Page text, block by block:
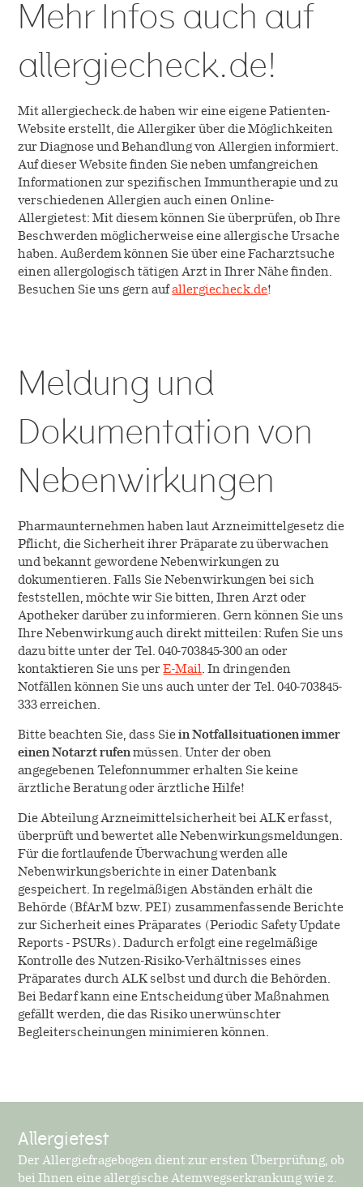
Diagnostik
Notfallmedizin
Allergie-Immuntherapie
SQ-Standardisierung
Native Allergene
Forschung
Entwicklung
Produktion
Klinische Studien
Karriere
Arbeiten bei ALK
Offene Stellen
Cultural Beliefs
Über uns
Nachhaltigkeit
EFPIA
Geschichte
Presse
Der Allergie-Podcast von ALK
Kontakt
Retouren
Online-Bestellungen
Mehr Infos auch auf
allergiecheck.de!
Mit allergiecheck.de haben wir eine eigene Patienten-
Website erstellt, die Allergiker über die Möglichkeiten
zur Diagnose und Behandlung von Allergien informiert.
Auf dieser Website finden Sie neben umfangreichen
Informationen zur spezifischen Immuntherapie und zu
verschiedenen Allergien auch einen Online-
Allergietest: Mit diesem können Sie überprüfen, ob Ihre
Beschwerden möglicherweise eine allergische Ursache
haben. Außerdem können Sie über eine Facharztsuche
einen allergologisch tätigen Arzt in Ihrer Nähe finden.
Besuchen Sie uns gern aufallergiecheck.de!
Meldung und
Dokumentation von
Nebenwirkungen
Pharmaunternehmen haben laut Arzneimittelgesetz die
Pflicht, die Sicherheit ihrer Präparate zu überwachen
und bekannt gewordene Nebenwirkungen zu
dokumentieren. Falls Sie Nebenwirkungen bei sich
feststellen, möchte wir Sie bitten, Ihren Arzt oder
Apotheker darüber zu informieren. Gern können Sie uns
Ihre Nebenwirkung auch direkt mitteilen: Rufen Sie uns
dazu bitte unter der Tel. 040-703845-300 an oder
kontaktieren Sie uns perE-Mail. In dringenden
Notfällen können Sie uns auch unter der Tel. 040-703845-
333 erreichen.
Bitte beachten Sie, dass Siein Notfallsituationen immer
einen Notarzt rufenmüssen. Unter der oben
angegebenen Telefonnummer erhalten Sie keine
ärztliche Beratung oder ärztliche Hilfe!
Die Abteilung Arzneimittelsicherheit bei ALK erfasst,
überprüft und bewertet alle Nebenwirkungsmeldungen.
Für die fortlaufende Überwachung werden alle
Nebenwirkungsberichte in einer Datenbank
gespeichert. In regelmäßigen Abständen erhält die
Behörde (BfArM bzw. PEI) zusammenfassende Berichte
zur Sicherheit eines Präparates (Periodic Safety Update
Reports - PSURs). Dadurch erfolgt eine regelmäßige
Kontrolle des Nutzen-Risiko-Verhältnisses eines
Präparates durch ALK selbst und durch die Behörden.
Bei Bedarf kann eine Entscheidung über Maßnahmen
gefällt werden, die das Risiko unerwünschter
Begleiterscheinungen minimieren können.
Allergietest
Der Allergiefragebogen dient zur ersten Überprüfung, ob
bei Ihnen eine allergische Atemwegserkrankung wie z.